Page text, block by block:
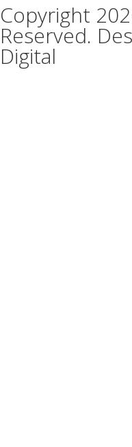
Copyright
Reserved.
Digital